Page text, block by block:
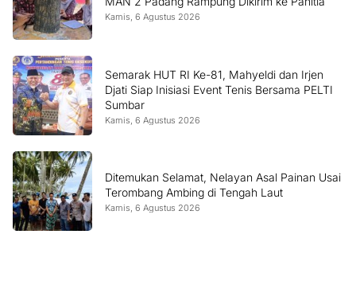
Kamis, 6 Agustus 2026
Semarak HUT RI Ke-81, Mahyeldi dan Irjen
Djati Siap Inisiasi Event Tenis Bersama PELTI
Sumbar
Kamis, 6 Agustus 2026
Ditemukan Selamat, Nelayan Asal Painan Usai
Terombang Ambing di Tengah Laut
Kamis, 6 Agustus 2026